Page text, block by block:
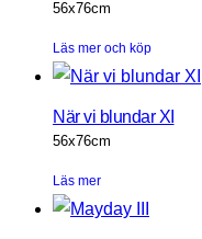
56x76cm
Läs mer och köp
När vi blundar XI
56x76cm
Läs mer